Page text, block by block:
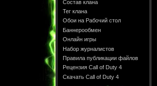
Состав клана
Тег клана
Обои на Рабочий стол
Баннерообмен
Онлайн игры
Набор журналистов
Правила публикации файлов
Рецензия Call of Duty 4
Скачать Call of Duty 4